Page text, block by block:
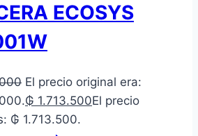
ECOSYS
El precio original era:
₲ 1.713.500El precio
₲ 1.713.500.